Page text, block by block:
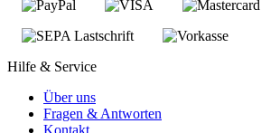
Hilfe & Service
Über uns
Fragen & Antworten